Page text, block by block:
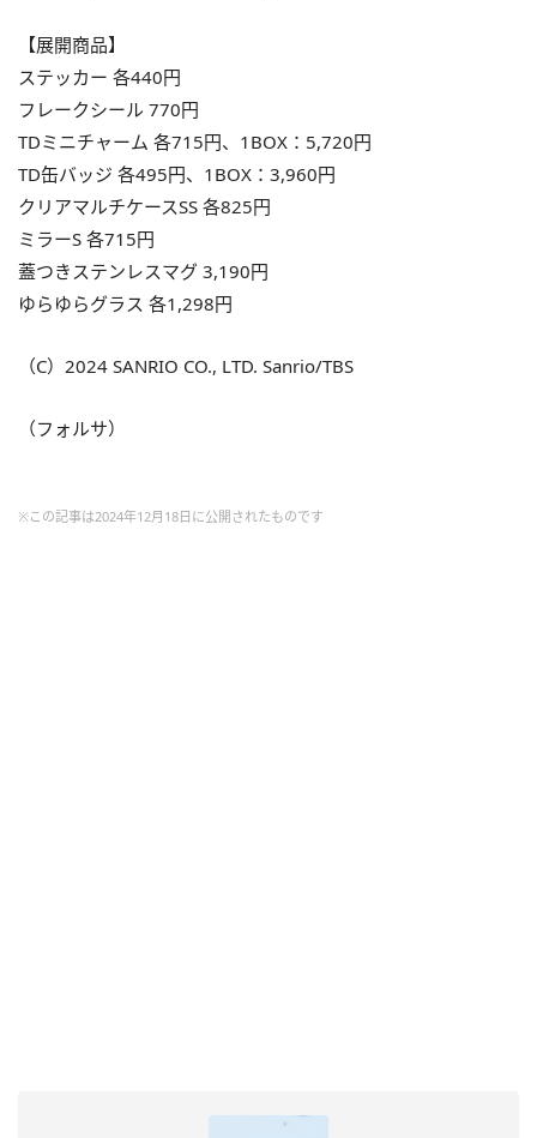
【展開商品】
ステッカー 各440円
フレークシール 770円
TDミニチャーム 各715円、1BOX：5,720円
TD缶バッジ 各495円、1BOX：3,960円
クリアマルチケースSS 各825円
ミラーS 各715円
蓋つきステンレスマグ 3,190円
ゆらゆらグラス 各1,298円
（C）2024 SANRIO CO., LTD. Sanrio/TBS
（フォルサ）
※この記事は2024年12月18日に公開されたものです